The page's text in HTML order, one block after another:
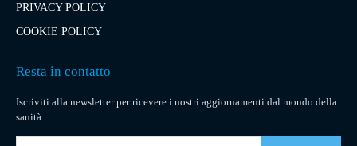
PRIVACY POLICY
COOKIE POLICY
Resta in contatto
Iscriviti alla newsletter per ricevere i nostri aggiornamenti dal mondo della
sanità